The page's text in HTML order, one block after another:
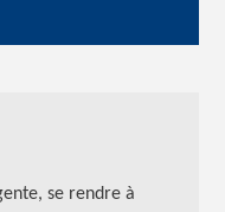
se rendre à